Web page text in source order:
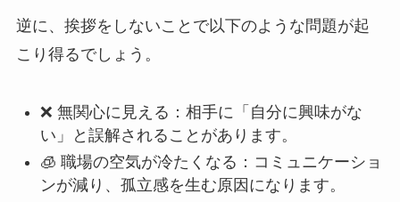
逆に、挨拶をしないことで以下のような問題が起
こり得るでしょう。
❌ 無関心に見える：相手に「自分に興味がな
い」と誤解されることがあります。
🧊 職場の空気が冷たくなる：コミュニケーショ
ンが減り、孤立感を生む原因になります。